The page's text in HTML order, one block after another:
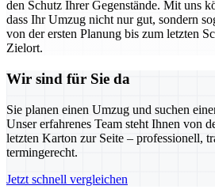
den Schutz Ihrer Gegenstände. Mit uns
dass Ihr Umzug nicht nur gut, sondern
von der ersten Planung bis zum letzten
Zielort.
Wir sind für Sie da
Sie planen einen Umzug und suchen
Unser erfahrenes Team steht Ihnen von
letzten Karton zur Seite – professionell,
termingerecht.
Jetzt schnell vergleichen